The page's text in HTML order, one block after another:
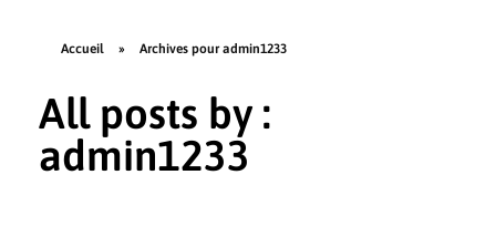
Accueil » Archives pour admin1233
All posts by :
admin1233